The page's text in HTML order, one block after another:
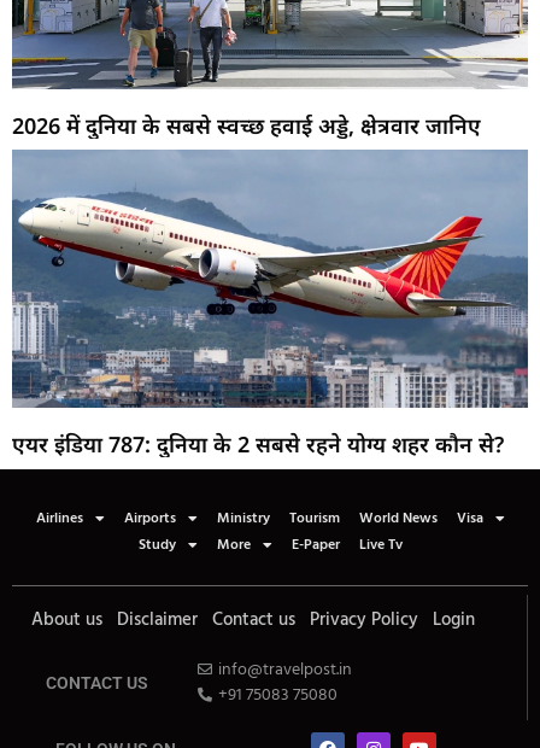
2026 में दुनिया के सबसे स्वच्छ हवाई अड्डे, क्षेत्रवार जानिए
एयर इंडिया 787: दुनिया के 2 सबसे रहने योग्य शहर कौन से?
Airlines Airports Ministry Tourism World News
Visa
Study
More E-Paper Live Tv
About us Disclaimer Contact us Privacy Policy Login
CONTACT US
info@travelpost.in
+91 75083 75080